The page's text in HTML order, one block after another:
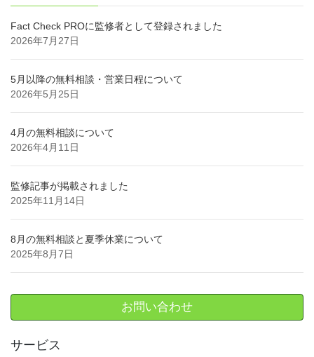
Fact Check PROに監修者として登録されました
2026年7月27日
5月以降の無料相談・営業日程について
2026年5月25日
4月の無料相談について
2026年4月11日
監修記事が掲載されました
2025年11月14日
8月の無料相談と夏季休業について
2025年8月7日
お問い合わせ
サービス